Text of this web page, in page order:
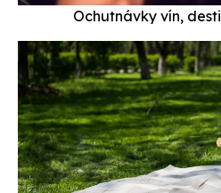
Ochutnávky vín,